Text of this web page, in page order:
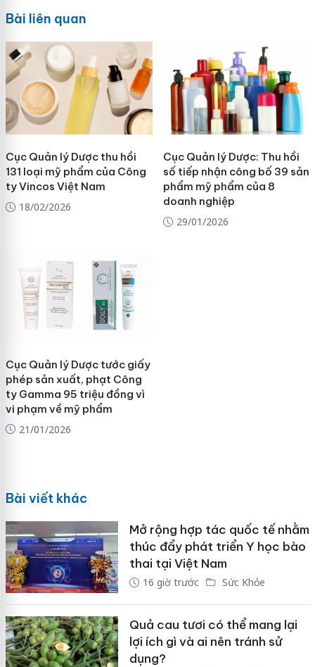
Bài liên quan
Cục Quản lý Dược thu hồi
131 loại mỹ phẩm của Công
ty Vincos Việt Nam
18/02/2026
Cục Quản lý Dược: Thu hồi
số tiếp nhận công bố 39 sản
phẩm mỹ phẩm của 8
doanh nghiệp
29/01/2026
Cục Quản lý Dược tước giấy
phép sản xuất, phạt Công
ty Gamma 95 triệu đồng vì
vi phạm về mỹ phẩm
21/01/2026
Bài viết khác
Mở rộng hợp tác quốc tế nhằm
thúc đẩy phát triển Y học bào
thai tại Việt Nam
16 giờ trước Sức Khỏe
Quả cau tươi có thể mang lại
lợi ích gì và ai nên tránh sử
dụng?